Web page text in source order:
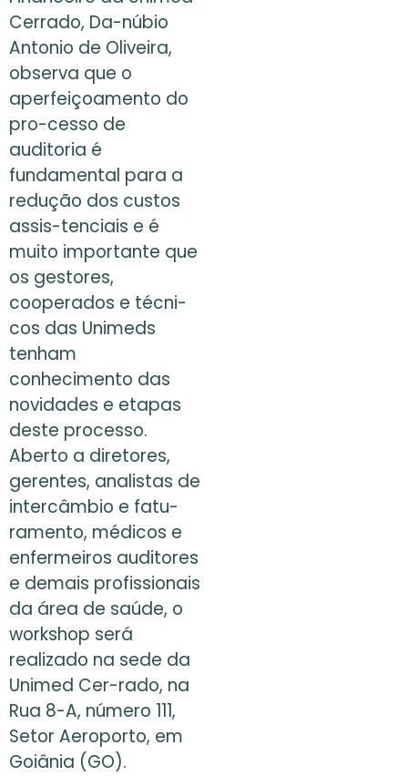
Cerrado, Da-núbio
Antonio de Oliveira,
observa que o
aperfeiçoamento do
pro-cesso de
auditoria é
fundamental para a
redução dos custos
assis-tenciais e é
muito importante que
os gestores,
cooperados e técni-
cos das Unimeds
tenham
conhecimento das
novidades e etapas
deste processo.
Aberto a diretores,
gerentes, analistas de
intercâmbio e fatu-
ramento, médicos e
enfermeiros auditores
e demais profissionais
da área de saúde, o
workshop será
realizado na sede da
Unimed Cer-rado, na
Rua 8-A, número 111,
Setor Aeroporto, em
Goiânia (GO).